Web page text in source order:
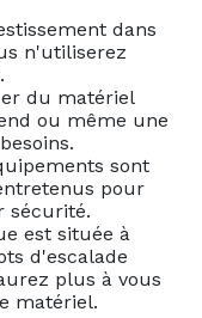
dans
n'utiliserez
du matériel
ou même une
sont
pour
sécurité.
est située à
d'escalade
plus à vous
matériel.